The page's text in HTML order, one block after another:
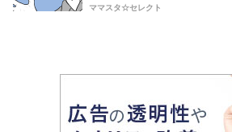
ママスタ☆セレクト